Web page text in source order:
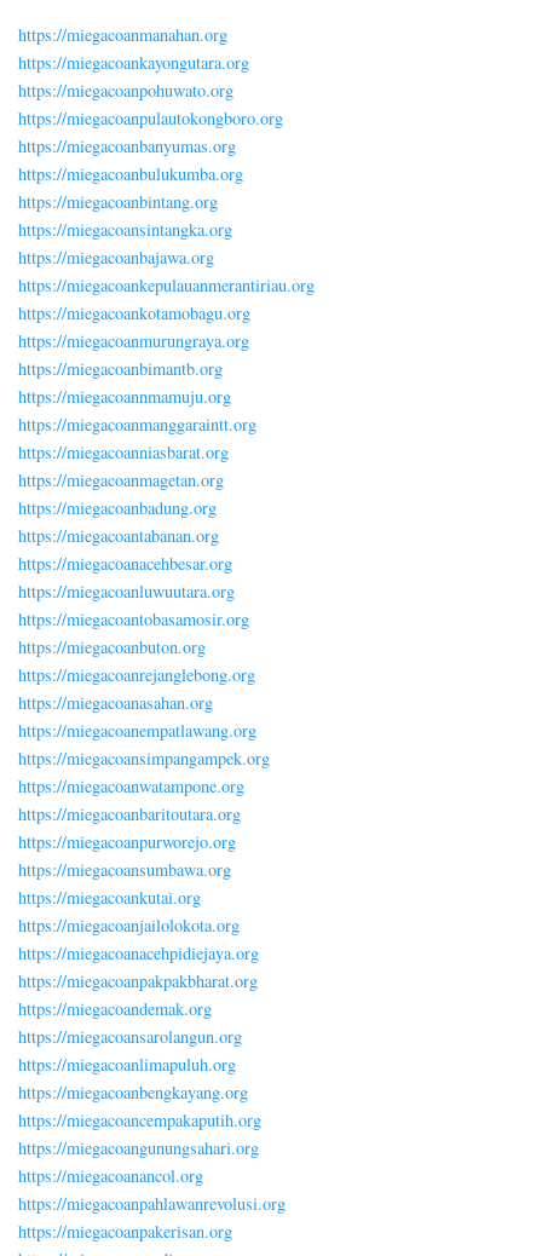
https://miegacoanmanahan.org
https://miegacoankayongutara.org
https://miegacoanpohuwato.org
https://miegacoanpulautokongboro.org
https://miegacoanbanyumas.org
https://miegacoanbulukumba.org
https://miegacoanbintang.org
https://miegacoansintangka.org
https://miegacoanbajawa.org
https://miegacoankepulauanmerantiriau.org
https://miegacoankotamobagu.org
https://miegacoanmurungraya.org
https://miegacoanbimantb.org
https://miegacoannmamuju.org
https://miegacoanmanggaraintt.org
https://miegacoanniasbarat.org
https://miegacoanmagetan.org
https://miegacoanbadung.org
https://miegacoantabanan.org
https://miegacoanacehbesar.org
https://miegacoanluwuutara.org
https://miegacoantobasamosir.org
https://miegacoanbuton.org
https://miegacoanrejanglebong.org
https://miegacoanasahan.org
https://miegacoanempatlawang.org
https://miegacoansimpangampek.org
https://miegacoanwatampone.org
https://miegacoanbaritoutara.org
https://miegacoanpurworejo.org
https://miegacoansumbawa.org
https://miegacoankutai.org
https://miegacoanjailolokota.org
https://miegacoanacehpidiejaya.org
https://miegacoanpakpakbharat.org
https://miegacoandemak.org
https://miegacoansarolangun.org
https://miegacoanlimapuluh.org
https://miegacoanbengkayang.org
https://miegacoancempakaputih.org
https://miegacoangunungsahari.org
https://miegacoanancol.org
https://miegacoanpahlawanrevolusi.org
https://miegacoanpakerisan.org